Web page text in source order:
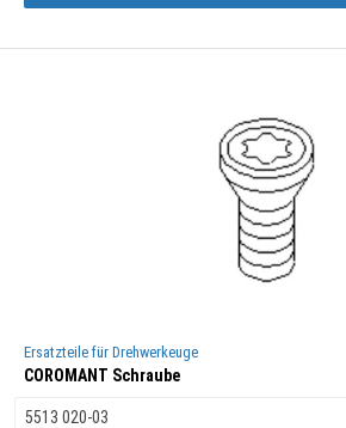
Ersatzteile für Drehwerkeuge
COROMANT Schraube